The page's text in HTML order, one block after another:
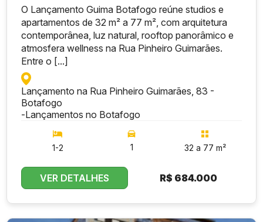
O Lançamento Guima Botafogo reúne studios e
apartamentos de 32 m² a 77 m², com arquitetura
contemporânea, luz natural, rooftop panorâmico e
atmosfera wellness na Rua Pinheiro Guimarães.
Entre o [...]
Lançamento na Rua Pinheiro Guimarães, 83 -
Botafogo
-Lançamentos no Botafogo
1-2 1 32 a 77 m²
VER DETALHES R$ 684.000